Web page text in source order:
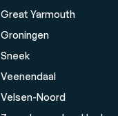
Great Yarmouth
Groningen
Sneek
Veenendaal
Velsen-Noord